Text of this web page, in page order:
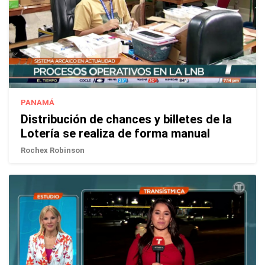
PANAMÁ
Distribución de chances y billetes de la
Lotería se realiza de forma manual
Rochex Robinson